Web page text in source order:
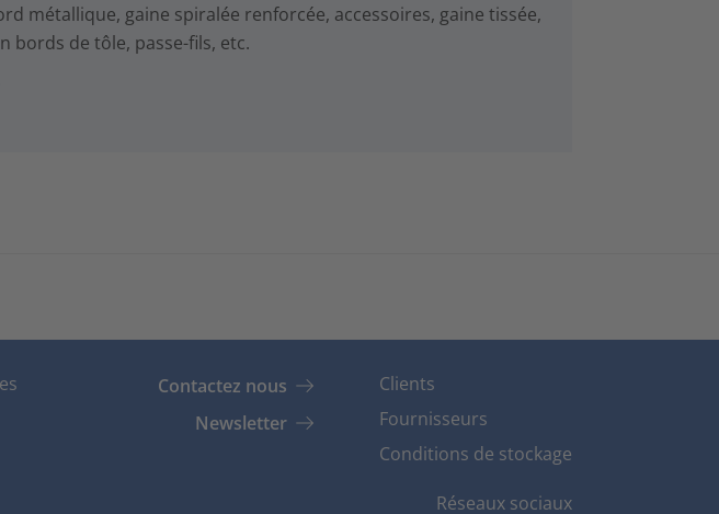
métallique, gaine spiralée renforcée, accessoires, gaine tissée,
bords de tôle, passe-fils, etc.
Contactez nous
Newsletter
Clients
Fournisseurs
Conditions de stockage
Réseaux sociaux